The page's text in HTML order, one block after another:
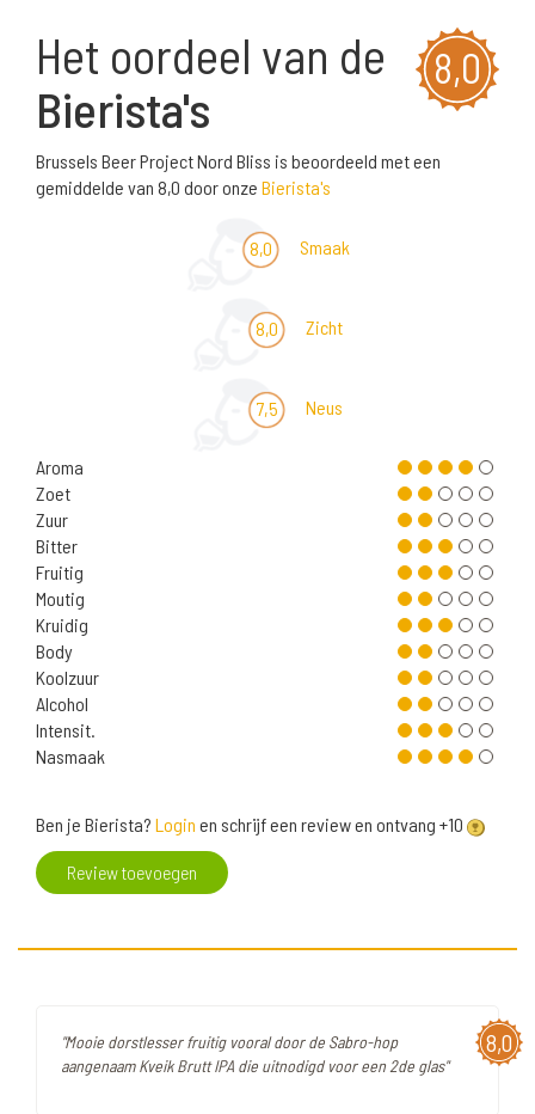
8,0
Het oordeel van de
Bierista's
Brussels Beer Project Nord Bliss is beoordeeld met een
gemiddelde van 8,0 door onze Bierista's
8,0 Smaak
8,0 Zicht
7,5 Neus
Aroma
Zoet
Zuur
Bitter
Fruitig
Moutig
Kruidig
Body
Koolzuur
Alcohol
Intensit.
Nasmaak
Ben je Bierista? Login en schrijf een review en ontvang +10
Review toevoegen
8,0
"Mooie dorstlesser fruitig vooral door de Sabro-hop
aangenaam Kveik Brutt IPA die uitnodigd voor een 2de glas"